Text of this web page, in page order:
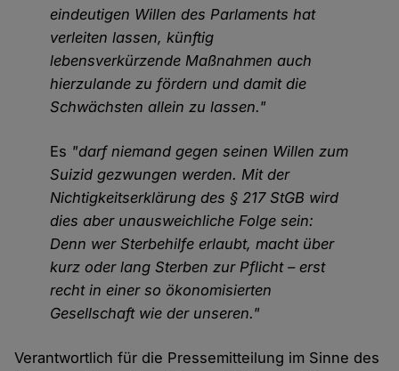
eindeutigen Willen des Parlaments hat
verleiten lassen, künftig
lebensverkürzende Maßnahmen auch
hierzulande zu fördern und damit die
Schwächsten allein zu lassen."
Es "darf niemand gegen seinen Willen zum
Suizid gezwungen werden. Mit der
Nichtigkeitserklärung des § 217 StGB wird
dies aber unausweichliche Folge sein:
Denn wer Sterbehilfe erlaubt, macht über
kurz oder lang Sterben zur Pflicht – erst
recht in einer so ökonomisierten
Gesellschaft wie der unseren."
Verantwortlich für die Pressemitteilung im Sinne des